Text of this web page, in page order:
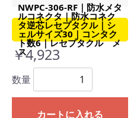
NWPC-306-RF｜防水メタ
ルコネクタ｜防水コネク
タ逆芯レセプタクル｜シ
ェルサイズ30｜コンタク
ト数6｜レセプタクル メ
ス
￥4,923
数量
カートに入れる